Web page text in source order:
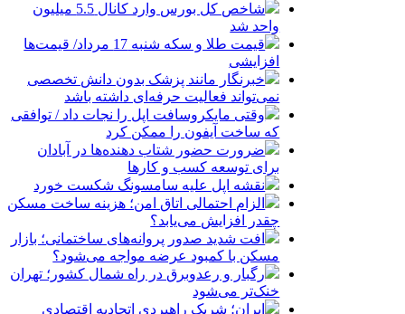
شاخص کل بورس وارد کانال 5.5 میلیون
واحد شد
قیمت طلا و سکه شنبه 17 مرداد/ قیمت‌ها
افزایشی
خبرنگار مانند پزشک بدون دانش تخصصی
نمی‌تواند فعالیت حرفه‌ای داشته باشد
وقتی مایکروسافت اپل را نجات داد / توافقی
که ساخت آیفون را ممکن کرد
ضرورت حضور شتاب ‌دهنده‌ها در آبادان
برای توسعه کسب‌ و کارها
نقشه اپل علیه سامسونگ شکست خورد
الزام احتمالی اتاق امن؛ هزینه ساخت مسکن
چقدر افزایش می‌یابد؟
افت شدید صدور پروانه‌های ساختمانی؛ بازار
مسکن با کمبود عرضه مواجه می‌شود؟
رگبار و رعدوبرق در راه شمال کشور؛ تهران
خنک‌تر می‌شود
ایران؛ شریک راهبردی اتحادیه اقتصادی